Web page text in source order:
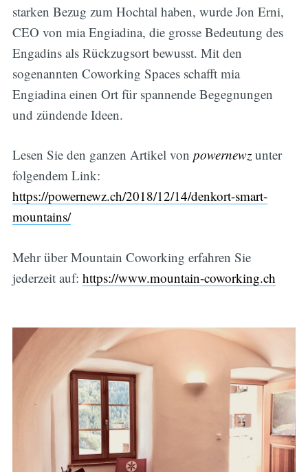
starken Bezug zum Hochtal haben, wurde Jon Erni,
CEO von mia Engiadina, die grosse Bedeutung des
Engadins als Rückzugsort bewusst. Mit den
sogenannten Coworking Spaces schafft mia
Engiadina einen Ort für spannende Begegnungen
und zündende Ideen.
Lesen Sie den ganzen Artikel von powernewzunter
folgendem Link:
https://powernewz.ch/2018/12/14/denkort-smart-
mountains/
Mehr über Mountain Coworking erfahren Sie
jederzeit auf: https://www.mountain-coworking.ch